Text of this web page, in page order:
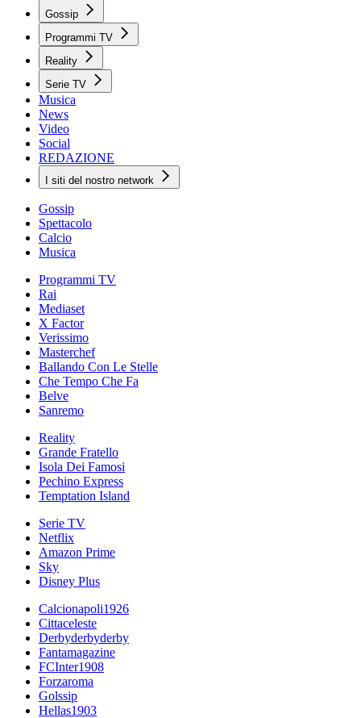
Gossip
Programmi TV
Reality
Serie TV
Musica
News
Video
Social
REDAZIONE
I siti del nostro network
Gossip
Spettacolo
Calcio
Musica
Programmi TV
Rai
Mediaset
X Factor
Verissimo
Masterchef
Ballando Con Le Stelle
Che Tempo Che Fa
Belve
Sanremo
Reality
Grande Fratello
Isola Dei Famosi
Pechino Express
Temptation Island
Serie TV
Netflix
Amazon Prime
Sky
Disney Plus
Calcionapoli1926
Cittaceleste
Derbyderbyderby
Fantamagazine
FCInter1908
Forzaroma
Golssip
Hellas1903